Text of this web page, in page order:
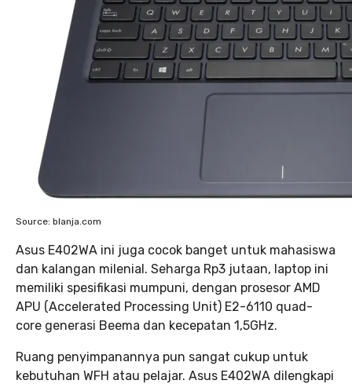
Source: blanja.com
Asus E402WA ini juga cocok banget untuk mahasiswa
dan kalangan milenial. Seharga Rp3 jutaan, laptop ini
memiliki spesifikasi mumpuni, dengan prosesor AMD
APU (Accelerated Processing Unit) E2-6110 quad-
core generasi Beema dan kecepatan 1,5GHz.
Ruang penyimpanannya pun sangat cukup untuk
kebutuhan WFH atau pelajar. Asus E402WA dilengkapi